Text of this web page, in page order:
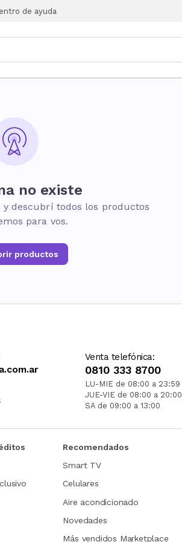
de ayuda
no existe
y descubrí todos los productos
para vos.
productos
Venta telefónica:
0810 333 8700
LU-MIE de 08:00 a 23:59
JUE-VIE de 08:00 a 20:00
SA de 09:00 a 13:00
Recomendados
Smart TV
Celulares
Aire acondicionado
Novedades
Más vendidos Marketplace